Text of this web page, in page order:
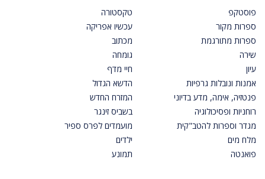
פוסטקפ
ספרות מקור
ספרות מתורגמת
שירה
עיון
אמנות ונובלות גרפיות
פנטזיה, אימה, מדע בדיוני
רוחניות ופסיכולוגיה
מגדר וספרות להטב"קית
מלח מים
פואנטה
טקסטורה
עכשיו אפריקה
מכתוב
גומחה
חיי מדף
הדשא הגדול
המזרח החדש
בשביס זינגר
מועמדים לפרס ספיר
ילדים
תמונע